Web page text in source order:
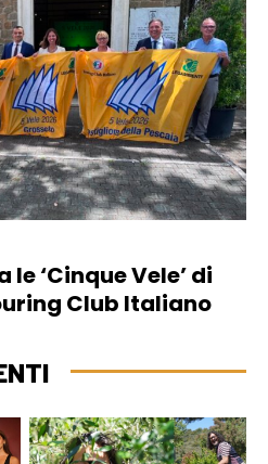
‘Cinque Vele’ di
Club Italiano